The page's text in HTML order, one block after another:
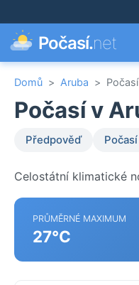
Počasí.net
Domů > Aruba >
Počasí v
Předpověď
Celostátní klimatické
PRŮMĚRNÉ MAXIMUM
27°C